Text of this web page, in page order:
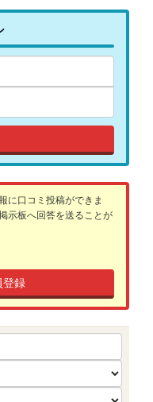
に口コミ投稿ができま
示板へ回答を送ることが
登録